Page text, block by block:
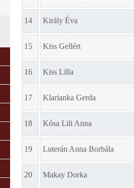
14 Király Éva
15 Kiss Gellért
16 Kiss Lilla
17 Klarianka Gerda
18 Kósa Lili Anna
19 Luterán Anna Borbála
20 Makay Dorka